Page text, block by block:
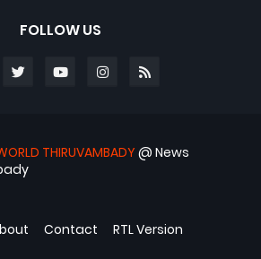
FOLLOW US
THIRUVAMBADY @ News
Contact RTL Version